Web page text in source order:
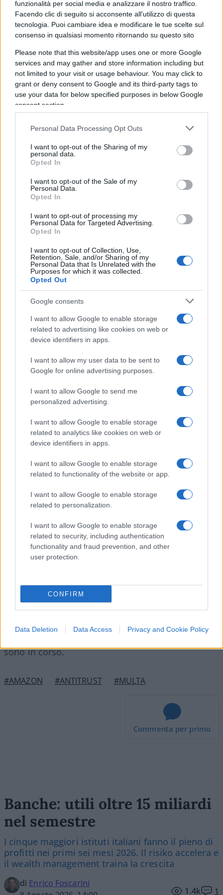
funzionalità per social media e analizzare il nostro traffico.
Facendo clic di seguito si acconsente all'utilizzo di questa
tecnologia. Puoi cambiare idea e modificare le tue scelte sul
consenso in qualsiasi momento ritornando su questo sito
Please note that this website/app uses one or more Google
services and may gather and store information including but
not limited to your visit or usage behaviour. You may click to
grant or deny consent to Google and its third-party tags to
use your data for below specified purposes in below Google
consent section.
Personal Data Processing Opt Outs
I want to opt-out of the Sharing of my
personal data.
Opted In
I want to opt-out of the Sale of my
Personal Data.
Opted In
I want to opt-out of processing my
Personal Data for Targeted Advertising.
Opted In
I want to opt-out of Collection, Use,
Retention, Sale, and/or Sharing of my
Personal Data that Is Unrelated with the
Purposes for which it was collected.
Opted Out
Google consents
I want to allow Google to enable storage
related to advertising like cookies on web or
device identifiers in apps.
I want to allow my user data to be sent to
Google for online advertising purposes.
I want to allow Google to send me
personalized advertising.
I want to allow Google to enable storage
related to analytics like cookies on web or
device identifiers in apps.
I want to allow Google to enable storage
related to functionality of the website or app.
I want to allow Google to enable storage
related to personalization.
I want to allow Google to enable storage
related to security, including authentication
functionality and fraud prevention, and other
user protection.
CONFIRM
Data Deletion Data Access Privacy and Cookie Policy
non discriminatori” per le inserzioni di venditori
terzi, che avrebbe monitorato attraverso un
fiduciario nominato.
In Italia, il regolatore antitrust può multare
un’azienda fino al 10% delle sue entrate annuali,
anche se la cifra finale dipende da dove si sono
verificati gli abusi e per quanto tempo sono
potrebbe essere la più grande mai imposta dal
regolatore.
Amazon ha definito la multa e i rimedi delineati
sproporzionati” e ha detto che presenterà
ricorso. Nell’ordinamento italiano, se il primo
giudice conferma la sanzione e i rimedi, la società
può ricorrere nuovamente ad un tribunale
superiore. Il tribunale può anche decidere di
ridurre la multa o adeguare le modifiche che
Amazon è tenuta ad apportare.
rilevato che nel 2019 la quota di mercato di
Amazon nei mercati online era fino a cinque volte
quella del suo concorrente più vicino e che il
divario si è notevolmente ampliato negli ultimi
quattro anni. Secondo il regolatore, nel 2019 oltre
il 70% del valore totale delle vendite di prodotti di
venditori terzi sui marketplace online in Italia è
dominante per favorire l’adozione dei suoi servizi
logistici, che ai consumatori appare come
“adempimento da parte di Amazon” quando
scelgono quale prodotto acquistare.
Secondo una portavoce dell’UE, l’autorità garante
della concorrenza dell’UE ha collaborato
strettamente con l’autorità italiana garante della
concorrenza sul caso per “assicurare la coerenza
sono in corso.
#AMAZON #ANTITRUST #MULTA
Commenta per primo
Banche: utili oltre 15 miliardi
nel semestre
I cinque maggiori istituti italiani fanno il pieno di
profitti nei primi sei mesi 2026. Il risiko accelera e
il wealth management traina la crescita
di Enrico Foscarini
1.4k 1